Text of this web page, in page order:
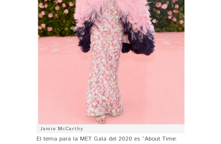
Jamie McCarthy
El tema para la MET Gala del 2020 es “About Time: